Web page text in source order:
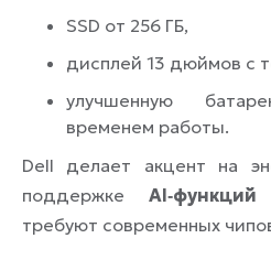
SSD от 256 ГБ,
дисплей 13 дюймов с
улучшенную
временем работы.
Dell делает акцент на
поддержке
требуют современных